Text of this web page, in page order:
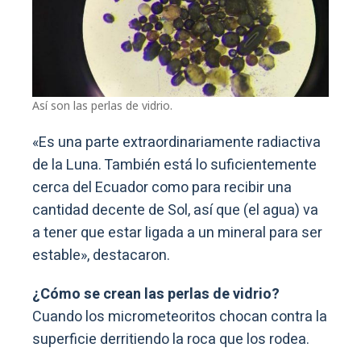
Así son las perlas de vidrio.
«Es una parte extraordinariamente radiactiva
de la Luna. También está lo suficientemente
cerca del Ecuador como para recibir una
cantidad decente de Sol, así que (el agua) va
a tener que estar ligada a un mineral para ser
estable», destacaron.
¿Cómo se crean las perlas de vidrio?
Cuando los micrometeoritos chocan contra la
superficie derritiendo la roca que los rodea.